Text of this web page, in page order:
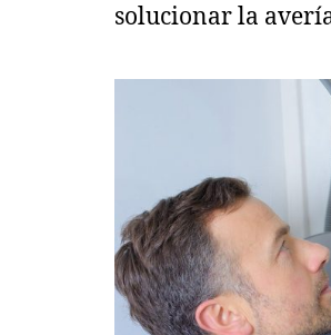
solucionar la